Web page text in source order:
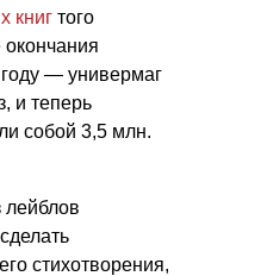
книг того
— универмаг
и теперь
собой 3,5 млн.
лейблов
стихотворения,